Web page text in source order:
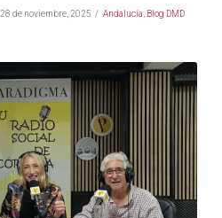
28 de noviembre, 2025 Andalucía Blog DMD